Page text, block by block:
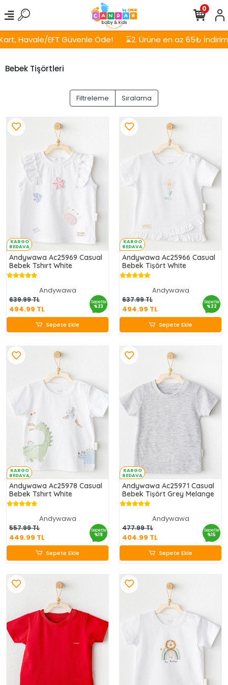
EFT Güvenle Öde! ⌛2. Ürüne en az 65₺ İndirim!
0
Bebek Tişörtleri
Filtreleme Sıralama
KARGO
BEDAVA
Andywawa Ac25969 Casual
Bebek Tshırt White
Andywawa
639.99 TL
494.99 TL
Sepette
%23
494.99 TL
Sepete Ekle
Sepete Ekle
KARGO
BEDAVA
Andywawa Ac25966 Casual
Bebek Tişört White
Andywawa
637.99 TL
494.99 TL
Sepette
%22
494.99 TL
Sepete Ekle
Sepete Ekle
KARGO
BEDAVA
Andywawa Ac25978 Casual
Bebek Tshırt White
Andywawa
557.99 TL
449.99 TL
Sepette
%19
449.99 TL
Sepete Ekle
Sepete Ekle
KARGO
BEDAVA
Andywawa Ac25971 Casual
Bebek Tişört Grey Melange
Andywawa
477.99 TL
404.99 TL
Sepette
%15
404.99 TL
Sepete Ekle
Sepete Ekle